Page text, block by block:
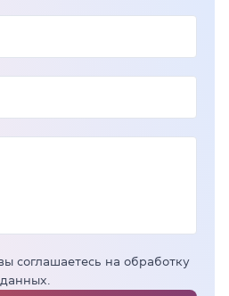
соглашаетесь на обработку